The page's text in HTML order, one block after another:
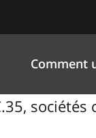
Comment